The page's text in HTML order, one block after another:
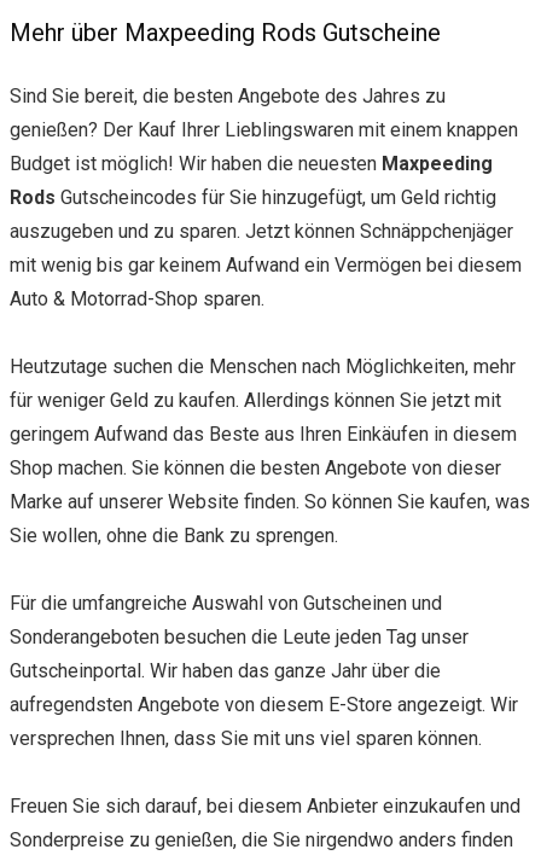
Mehr über Maxpeeding Rods Gutscheine
Sind Sie bereit, die besten Angebote des Jahres zu
genießen? Der Kauf Ihrer Lieblingswaren mit einem knappen
Budget ist möglich! Wir haben die neuesten Maxpeeding
Rods Gutscheincodes für Sie hinzugefügt, um Geld richtig
auszugeben und zu sparen. Jetzt können Schnäppchenjäger
mit wenig bis gar keinem Aufwand ein Vermögen bei diesem
Auto & Motorrad-Shop sparen.
Heutzutage suchen die Menschen nach Möglichkeiten, mehr
für weniger Geld zu kaufen. Allerdings können Sie jetzt mit
geringem Aufwand das Beste aus Ihren Einkäufen in diesem
Shop machen. Sie können die besten Angebote von dieser
Marke auf unserer Website finden. So können Sie kaufen, was
Sie wollen, ohne die Bank zu sprengen.
Für die umfangreiche Auswahl von Gutscheinen und
Sonderangeboten besuchen die Leute jeden Tag unser
Gutscheinportal. Wir haben das ganze Jahr über die
aufregendsten Angebote von diesem E-Store angezeigt. Wir
versprechen Ihnen, dass Sie mit uns viel sparen können.
Freuen Sie sich darauf, bei diesem Anbieter einzukaufen und
Sonderpreise zu genießen, die Sie nirgendwo anders finden